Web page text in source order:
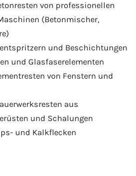
von professionellen
(Betonmischer,
und Beschichtungen
und Glasfaserelementen
von Fenstern und
aus
und Schalungen
und Kalkflecken